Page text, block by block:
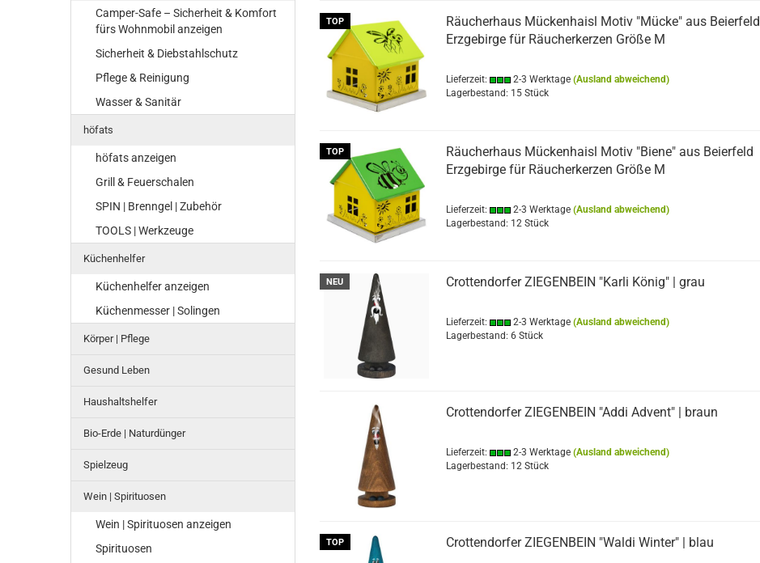
TOP
Räucherhaus Mückenhaisl Motiv "Mücke" aus Beierfeld
Erzgebirge für Räucherkerzen Größe M
Lieferzeit: 2-3 Werktage (Ausland abweichend)
Lagerbestand: 15 Stück
TOP
Räucherhaus Mückenhaisl Motiv "Biene" aus Beierfeld
Erzgebirge für Räucherkerzen Größe M
Lieferzeit: 2-3 Werktage (Ausland abweichend)
Lagerbestand: 12 Stück
NEU Crottendorfer ZIEGENBEIN "Karli König" | grau
Lieferzeit: 2-3 Werktage (Ausland abweichend)
Lagerbestand: 6 Stück
Crottendorfer ZIEGENBEIN "Addi Advent" | braun
Lieferzeit: 2-3 Werktage (Ausland abweichend)
Lagerbestand: 12 Stück
TOP Crottendorfer ZIEGENBEIN "Waldi Winter" | blau
Camper-Safe – Sicherheit & Komfort
fürs Wohnmobil anzeigen
Sicherheit & Diebstahlschutz
Pflege & Reinigung
Wasser & Sanitär
höfats
höfats anzeigen
Grill & Feuerschalen
SPIN | Brenngel | Zubehör
TOOLS | Werkzeuge
Küchenhelfer
Küchenhelfer anzeigen
Küchenmesser | Solingen
Körper | Pflege
Gesund Leben
Haushaltshelfer
Bio-Erde | Naturdünger
Spielzeug
Wein | Spirituosen
Wein | Spirituosen anzeigen
Spirituosen